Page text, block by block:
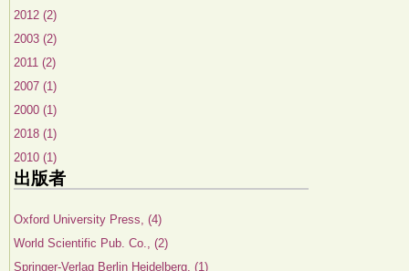
2012 (2)
2003 (2)
2011 (2)
2007 (1)
2000 (1)
2018 (1)
2010 (1)
出版者
Oxford University Press, (4)
World Scientific Pub. Co., (2)
Springer-Verlag Berlin Heidelberg, (1)